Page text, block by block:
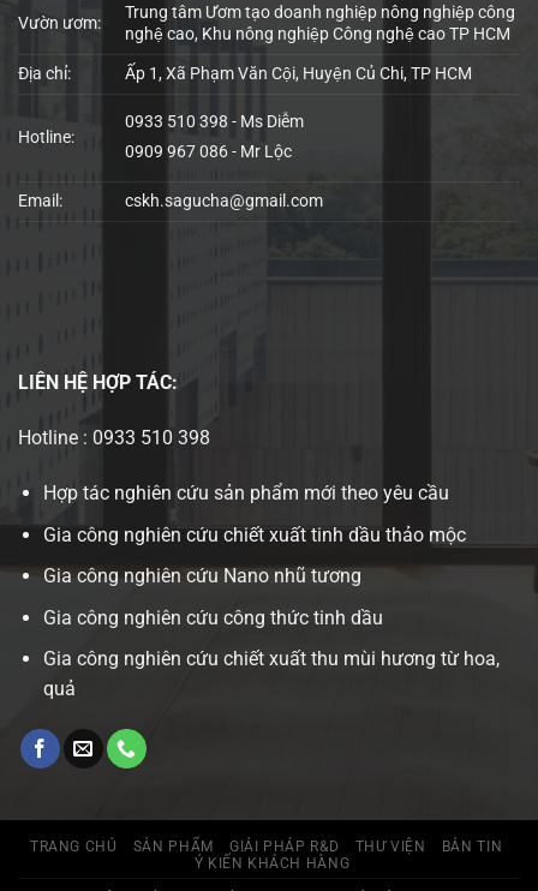
Vườn ươm:
Trung tâm Ươm tạo doanh nghiệp nông nghiệp công
nghệ cao, Khu nông nghiệp Công nghệ cao TP HCM
Địa chỉ: Ấp 1, Xã Phạm Văn Cội, Huyện Củ Chi, TP HCM
Hotline:
0933 510 398 - Ms Diễm
0909 967 086 - Mr Lộc
Email: cskh.sagucha@gmail.com
LIÊN HỆ HỢP TÁC:
Hotline : 0933 510 398
Hợp tác nghiên cứu sản phẩm mới theo yêu cầu
Gia công nghiên cứu chiết xuất tinh dầu thảo mộc
Gia công nghiên cứu Nano nhũ tương
Gia công nghiên cứu công thức tinh dầu
Gia công nghiên cứu chiết xuất thu mùi hương từ hoa,
quả
TRANG CHỦ SẢN PHẨM GIẢI PHÁP R&D THƯ VIỆN
BẢN TIN
Ý KIẾN KHÁCH HÀNG